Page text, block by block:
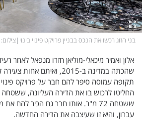
TECH12
ספורט
דעות ופרשנויות
בריאות
מדע וסביבה
פודקאסטים
נוסבאום מקליד
פרקינסון
שכונה
כַּבֵּד את
שאלה
דרושים IL
easy
בני הזוג רכשו את הנכס בבניין פרויקט פינוי בינוי |צילום
אלון ואמיר מיכאלי-מוליאן חזרו מנפאל לאחר
שהכתה במדינה ב-2015, ואיתם
תקופה עמוסה סיפר להם חבר על פרויקט פינוי
ששטחה 72 מ"ר. אותו חבר גם הכיר להם
עברון, והיא זו שעיצבה את הדירה החדשה.